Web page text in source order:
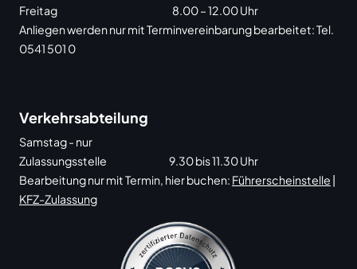
Freitag
8.00 – 12.00 Uhr
Anliegen werden nur mit Terminvereinbarung bearbeitet: Tel.
0541 501 0
Verkehrsabteilung
Samstag - nur
Zulassungsstelle
9.30 bis 11.30 Uhr
Bearbeitung nur mit Termin, hier buchen: Führerscheinstelle |
KFZ-Zulassung